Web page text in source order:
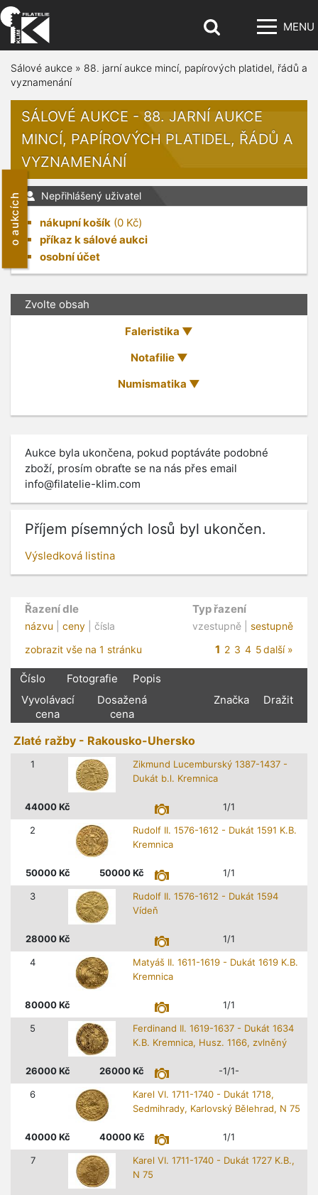
MENU
o aukcích
Sálové aukce » 88. jarní aukce mincí, papírových platidel, řádů a
vyznamenání
SÁLOVÉ AUKCE - 88. JARNÍ AUKCE
MINCÍ, PAPÍROVÝCH PLATIDEL, ŘÁDŮ A
VYZNAMENÁNÍ
Nepřihlášený uživatel
nákupní košík (0 Kč)
příkaz k sálové aukci
osobní účet
Zvolte obsah
Faleristika
Notafilie
Numismatika
Aukce byla ukončena, pokud poptáváte podobné
zboží, prosím obraťte se na nás přes email
info@filatelie-klim.com
Příjem písemných losů byl ukončen.
Výsledková listina
Řazení dle
názvu ceny | čísla
Typ řazení
vzestupně | sestupně
zobrazit vše na 1 stránku
1 2 3 4 5další »
Číslo Fotografie
Popis
Vyvolávací
cena
Dosažená
cena
Značka Dražit
Zlaté ražby - Rakousko-Uhersko
1
Zikmund Lucemburský 1387-1437 -
Dukát b.l. Kremnica
44000 Kč 1/1
2
Rudolf II. 1576-1612 - Dukát 1591 K.B.
Kremnica
50000 Kč 50000 Kč 1/1
3
Rudolf II. 1576-1612 - Dukát 1594
Vídeň
28000 Kč 1/1
4
Matyáš II. 1611-1619 - Dukát 1619 K.B.
Kremnica
80000 Kč 1/1
5
Ferdinand II. 1619-1637 - Dukát 1634
K.B. Kremnica, Husz. 1166, zvlněný
26000 Kč 26000 Kč -1/1-
6
Karel VI. 1711-1740 - Dukát 1718,
Sedmihrady, Karlovský Bělehrad, N 75
40000 Kč 40000 Kč 1/1
7
Karel VI. 1711-1740 - Dukát 1727 K.B.,
N 75